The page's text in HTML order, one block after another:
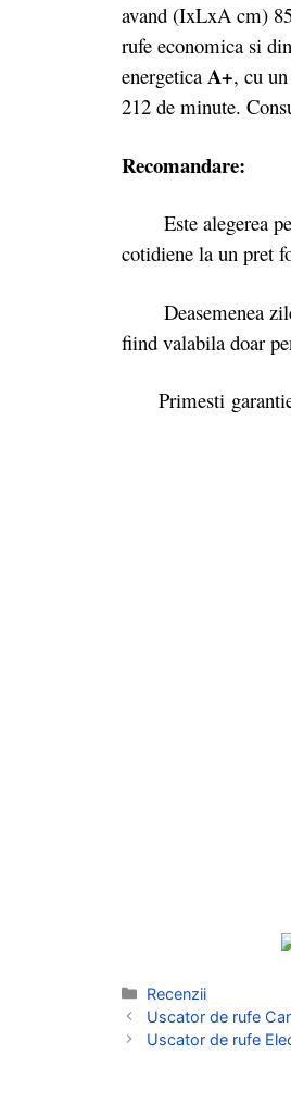
avand (IxLxA cm)
rufe economica si
energetica A+, cu
212 de minute.
Recomandare:
Este alegerea
cotidiene la un pret
Deasemenea
fiind valabila doar
Primesti
Categorii
Recenzii
Uscator de rufe
Uscator de rufe